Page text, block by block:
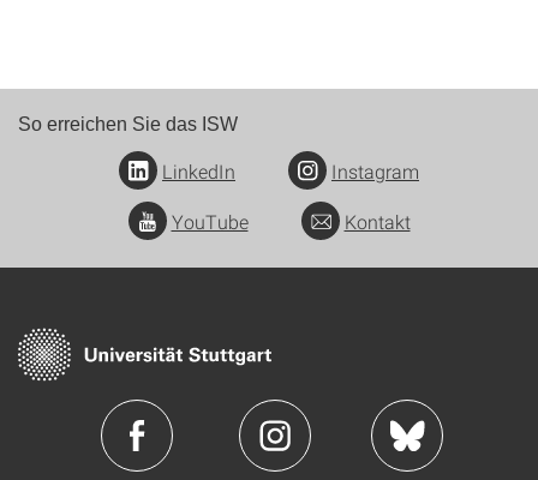
So erreichen Sie das ISW
LinkedIn
Instagram
YouTube
Kontakt